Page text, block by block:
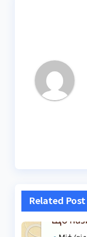
Related Post